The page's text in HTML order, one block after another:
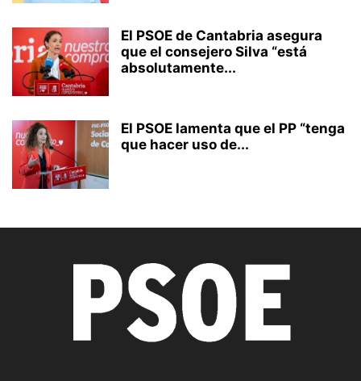
El PSOE de Cantabria asegura
que el consejero Silva “está
absolutamente...
El PSOE lamenta que el PP “tenga
que hacer uso de...